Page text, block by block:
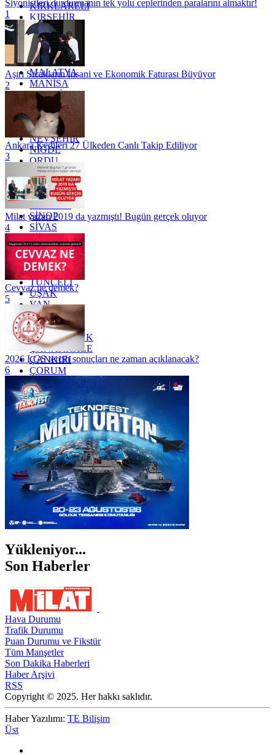
KIRKLARELİ
KIRŞEHİR
KOCAELİ
KONYA
KÜTAHYA
KİLİS
MALATYA
MANİSA
MARDİN
MERSİN
MUĞLA
MUŞ
NEVŞEHİR
NİĞDE
ORDU
OSMANİYE
RİZE
SAKARYA
SAMSUN
SİNOP
SİVAS
TEKİRDAĞ
TOKAT
TRABZON
TUNCELİ
UŞAK
VAN
YALOVA
YOZGAT
ZONGULDAK
ÇANAKKALE
ÇANKIRI
ÇORUM
İSTANBUL
İZMİR
ŞANLIURFA
ŞIRNAK
Siyonistleri durdurmanın tek yolu ceplerinden paralarını almaktır!
1
Aşırı Sıcakların İnsani ve Ekonomik Faturası Büyüyor
2
Ankara Kedileri 27 Ülkeden Canlı Takip Ediliyor
3
Milat yazarı 2019 da yazmıştı! Bugün gerçek oluyor
4
Cevvaz ne demek?
5
2026 LGS tercih sonuçları ne zaman açıklanacak?
6
Yükleniyor...
Son Haberler
Hava Durumu
Trafik Durumu
Puan Durumu ve Fikstür
Tüm Manşetler
Son Dakika Haberleri
Haber Arşivi
RSS
Copyright © 2025. Her hakkı saklıdır.
Haber Yazılımı: TE Bilişim
Üst